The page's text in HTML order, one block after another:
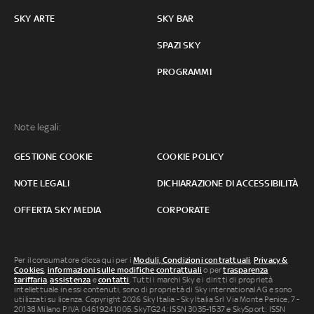
SKY ARTE SKY BAR
SPAZI SKY
PROGRAMMI
Note legali:
GESTIONE COOKIE COOKIE POLICY
NOTE LEGALI DICHIARAZIONE DI ACCESSIBILITÀ
OFFERTA SKY MEDIA CORPORATE
Per il consumatore clicca qui per iModuli, Condizioni contrattuali, Privacy &
Cookies, informazioni sulle modifiche contrattuali o pertrasparenza
tariffaria,assistenza econtatti. Tutti i marchi Sky e i diritti di proprietà
intellettuale in essi contenuti, sono di proprietà di Sky international AG e sono
utilizzati su licenza. Copyright 2026 Sky Italia - Sky Italia Srl Via Monte Penice, 7 -
20138 Milano P.IVA 04619241005. SkyTG24: ISSN 3035-1537 e SkySport: ISSN